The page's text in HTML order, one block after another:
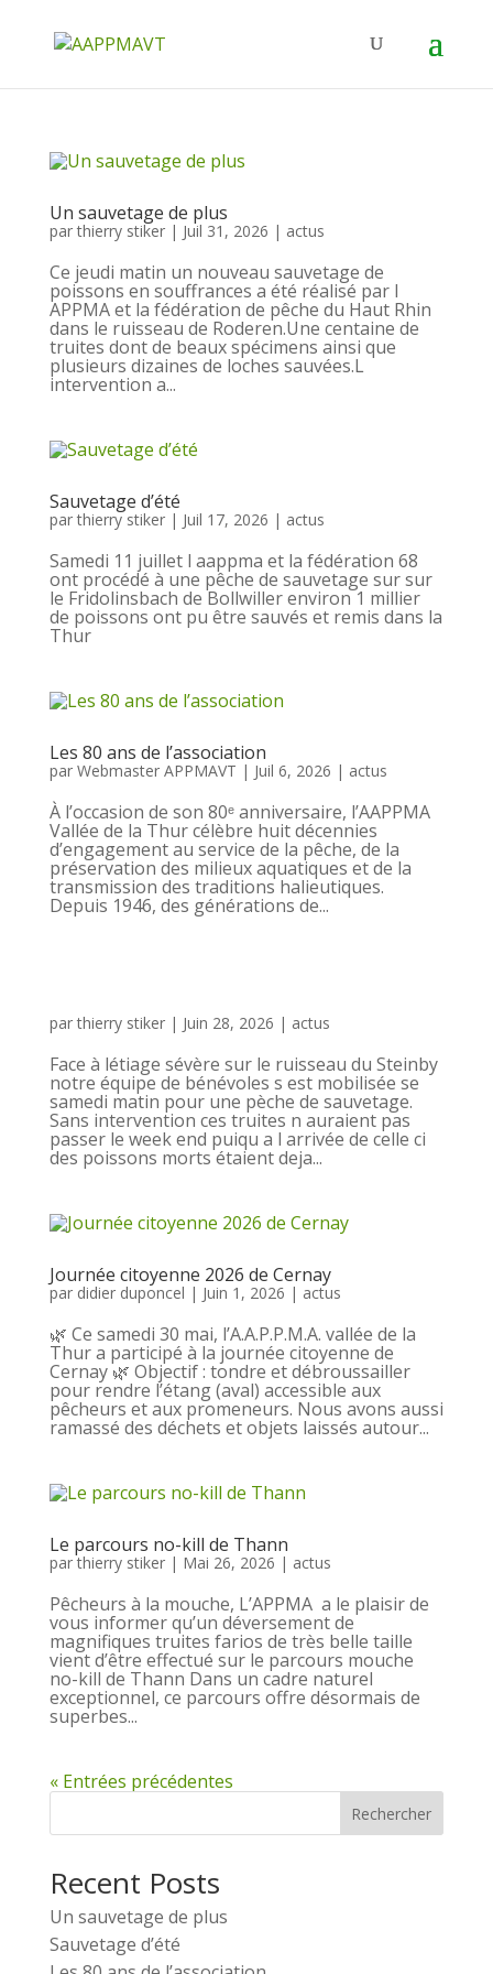
Un sauvetage de plus
parthierry stiker| Juil 31, 2026 | actus
Ce jeudi matin un nouveau sauvetage de
poissons en souffrances a été réalisé par l
APPMA et la fédération de pêche du Haut Rhin
dans le ruisseau de Roderen.Une centaine de
truites dont de beaux spécimens ainsi que
plusieurs dizaines de loches sauvées.L
intervention a...
Sauvetage d’été
parthierry stiker| Juil 17, 2026 | actus
Samedi 11 juillet l aappma et la fédération 68
ont procédé à une pêche de sauvetage sur sur
le Fridolinsbach de Bollwiller environ 1 millier
de poissons ont pu être sauvés et remis dans la
Thur
Les 80 ans de l’association
par Webmaster APPMAVT | Juil 6, 2026 | actus
À l’occasion de son 80ᵉ anniversaire, l’AAPPMA
Vallée de la Thur célèbre huit décennies
d’engagement au service de la pêche, de la
préservation des milieux aquatiques et de la
transmission des traditions halieutiques.
Depuis 1946, des générations de...
parthierry stiker| Juin 28, 2026 | actus
Face à létiage sévère sur le ruisseau du Steinby
notre équipe de bénévoles s est mobilisée se
samedi matin pour une pèche de sauvetage.
Sans intervention ces truites n auraient pas
passer le week end puiqu a l arrivée de celle ci
des poissons morts étaient deja...
Journée citoyenne 2026 de Cernay
par didier duponcel | Juin 1, 2026 | actus
🌿 Ce samedi 30 mai, l’A.A.P.P.M.A. vallée de la
Thur a participé à la journée citoyenne de
Cernay 🌿 Objectif : tondre et débroussailler
pour rendre l’étang (aval) accessible aux
pêcheurs et aux promeneurs. Nous avons aussi
ramassé des déchets et objets laissés autour...
Le parcours no-kill de Thann
parthierry stiker| Mai 26, 2026 | actus
Pêcheurs à la mouche, L’APPMA a le plaisir de
vous informer qu’un déversement de
magnifiques truites farios de très belle taille
vient d’être effectué sur le parcours mouche
no-kill de Thann Dans un cadre naturel
exceptionnel, ce parcours offre désormais de
superbes...
« Entrées précédentes
Rechercher
Recent Posts
Un sauvetage de plus
Sauvetage d’été